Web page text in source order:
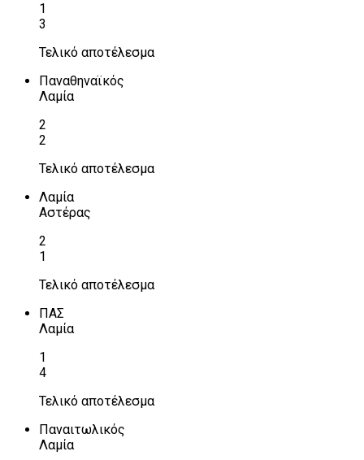
1
3
Τελικό αποτέλεσμα
Παναθηναϊκός
Λαμία
2
2
Τελικό αποτέλεσμα
Λαμία
Αστέρας
2
1
Τελικό αποτέλεσμα
ΠΑΣ
Λαμία
1
4
Τελικό αποτέλεσμα
Παναιτωλικός
Λαμία